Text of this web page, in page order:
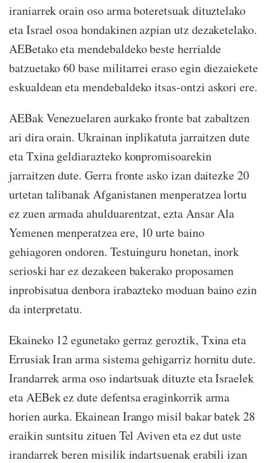
iraniarrek orain oso arma boteretsuak dituztelako
eta Israel osoa hondakinen azpian utz dezaketelako.
AEBetako eta mendebaldeko beste herrialde
batzuetako 60 base militarrei eraso egin diezaiekete
eskualdean eta mendebaldeko itsas-ontzi askori ere.
AEBak Venezuelaren aurkako fronte bat zabaltzen
ari dira orain. Ukrainan inplikatuta jarraitzen dute
eta Txina geldiarazteko konpromisoarekin
jarraitzen dute. Gerra fronte asko izan daitezke 20
urtetan talibanak Afganistanen menperatzea lortu
ez zuen armada ahulduarentzat, ezta Ansar Ala
Yemenen menperatzea ere, 10 urte baino
gehiagoren ondoren. Testuinguru honetan, inork
serioski har ez dezakeen bakerako proposamen
inprobisatua denbora irabazteko moduan baino ezin
da interpretatu.
Ekaineko 12 egunetako gerraz geroztik, Txina eta
Errusiak Iran arma sistema gehigarriz hornitu dute.
Irandarrek arma oso indartsuak dituzte eta Israelek
eta AEBek ez dute defentsa eraginkorrik arma
horien aurka. Ekainean Irango misil bakar batek 28
eraikin suntsitu zituen Tel Aviven eta ez dut uste
irandarrek beren misilik indartsuenak erabili izan